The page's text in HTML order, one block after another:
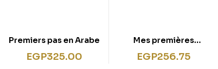
Premiers pas en Arabe
EGP325.00
Mes premières
lectures 100 %
syllabiques Niveau 2 –
EGP256.75